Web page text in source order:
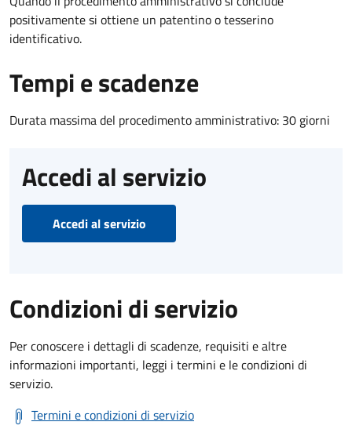
positivamente si ottiene un patentino o tesserino
identificativo.
Tempi e scadenze
Durata massima del procedimento amministrativo: 30 giorni
Accedi al servizio
Accedi al servizio
Condizioni di servizio
Per conoscere i dettagli di scadenze, requisiti e altre
informazioni importanti, leggi i termini e le condizioni di
servizio.
Termini e condizioni di servizio